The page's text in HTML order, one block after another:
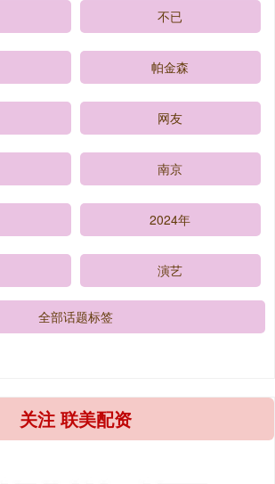
不已
帕金森
网友
南京
2024年
演艺
全部话题标签
关注 联美配资